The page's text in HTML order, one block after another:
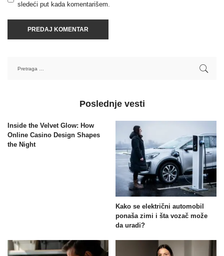
sledeći put kada komentarišem.
Poslednje vesti
Inside the Velvet Glow: How
Online Casino Design Shapes
the Night
Kako se električni automobil
ponaša zimi i šta vozač može
da uradi?